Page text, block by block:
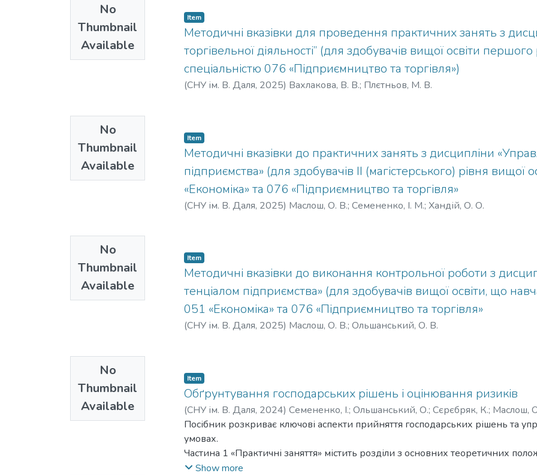
No
Thumbnail
Available
No
Thumbnail
Available
Item
Методичні вказівки для проведення практичних занять з
торгівельної діяльності” (для здобувачів вищої освіти
спеціальністю 076 «Підприємництво та торгівля»)
(СНУ ім. В. Даля, 2025) Вахлакова, В. В.; Плєтньов, М. В.
No
Thumbnail
Available
Item
Методичні вказівки до практичних занять з дисципліни
підприємства» (для здобувачів ІІ (магістерського) рівня вищої
«Економіка» та 076 «Підприємництво та торгівля»
(СНУ ім. В. Даля, 2025) Маслош, О. В.; Семененко, І. М.; Хандій, О. О.
No
Thumbnail
Available
Item
Методичні вказівки до виконання контрольної роботи з
тенціалом підприємства» (для здобувачів вищої освіти, що
051 «Економіка» та 076 «Підприємництво та торгівля»
(СНУ ім. В. Даля, 2025) Маслош, О. В.; Ольшанський, О. В.
Item
Обґрунтування господарських рішень і оцінювання ризиків
(СНУ ім. В. Даля, 2024) Семененко, І.; Ольшанський, О.; Сєрєбряк, К.; Маслош,
Посібник розкриває ключові аспекти прийняття господарських рішень та
умовах.
Частина 1 «Практичні заняття» містить розділи з основних теоретичних
та самостійної роботи, питання для самоконтролю та джерела кожної теми.
Show more